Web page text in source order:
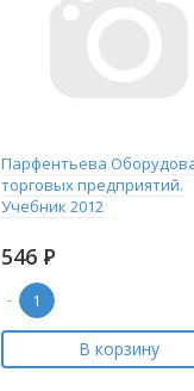
Парфентьева
торговых предприятий.
Учебник 2012
546 Р
-
В корзину